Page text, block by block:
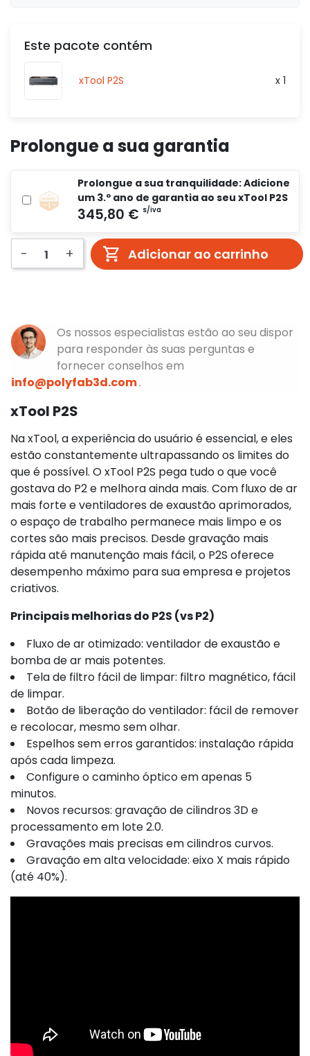
7 324,00 €s/iva
0,00 €s/iva
Este pacote contém
xTool P2S x 1
Prolongue a sua garantia
Prolongue a sua tranquilidade: Adicione
um 3.º ano de garantia ao seu xTool P2S
- + Adicionar ao carrinho
Os nossos especialistas estão ao seu dispor
para responder às suas perguntas e
fornecer conselhos em
info@polyfab3d.com.
xTool P2S
Na xTool, a experiência do usuário é essencial, e eles
estão constantemente ultrapassando os limites do
que é possível. O xTool P2S pega tudo o que você
gostava do P2 e melhora ainda mais. Com fluxo de ar
mais forte e ventiladores de exaustão aprimorados,
o espaço de trabalho permanece mais limpo e os
cortes são mais precisos. Desde gravação mais
rápida até manutenção mais fácil, o P2S oferece
desempenho máximo para sua empresa e projetos
criativos.
Principais melhorias do P2S (vs P2)
Fluxo de ar otimizado: ventilador de exaustão e
bomba de ar mais potentes.
Tela de filtro fácil de limpar: filtro magnético, fácil
de limpar.
Botão de liberação do ventilador: fácil de remover
e recolocar, mesmo sem olhar.
Espelhos sem erros garantidos: instalação rápida
após cada limpeza.
Configure o caminho óptico em apenas 5
minutos.
Novos recursos: gravação de cilindros 3D e
processamento em lote 2.0.
Gravações mais precisas em cilindros curvos.
Gravação em alta velocidade: eixo X mais rápido
(até 40%).